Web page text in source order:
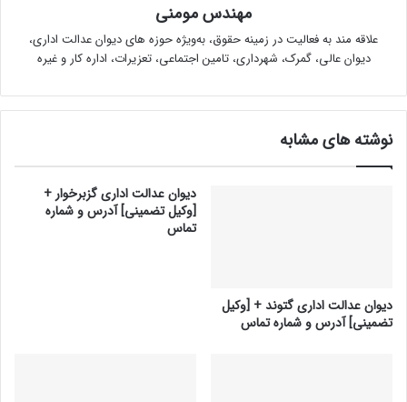
مهندس مومنی
علاقه مند به فعالیت در زمینه حقوق، به‌ویژه حوزه های دیوان عدالت اداری،
دیوان عالی، گمرک، شهرداری، تامین اجتماعی، تعزیرات، اداره کار و غیره
نوشته های مشابه
دیوان عدالت اداری گتوند + [وکیل
تضمینی] آدرس و شماره تماس
دیوان عدالت اداری گزبرخوار +
[وکیل تضمینی] آدرس و شماره
تماس